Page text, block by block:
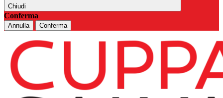
Chiudi
Conferma
Annulla Conferma